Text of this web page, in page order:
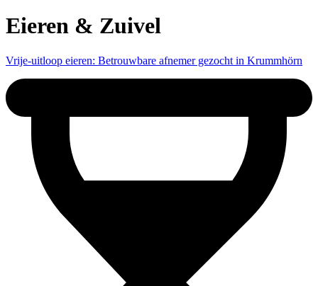
Eieren & Zuivel
Vrije-uitloop eieren: Betrouwbare afnemer gezocht in Krummhörn